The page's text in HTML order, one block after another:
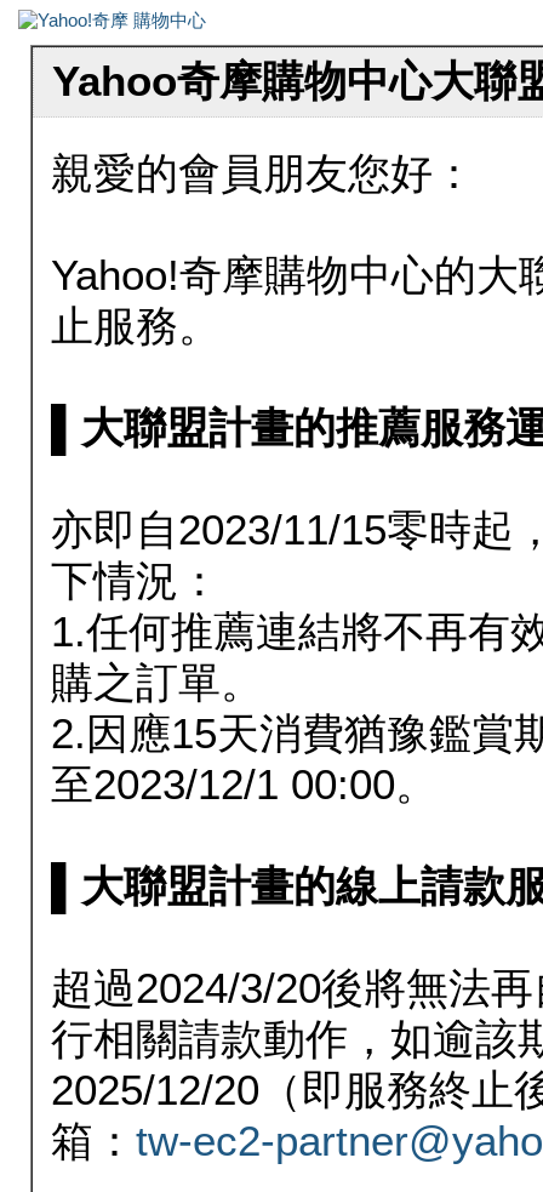
Yahoo奇摩購物中心大聯
親愛的會員朋友您好：
Yahoo!奇摩購物中心的大
止服務。
▌大聯盟計畫的推薦服務
亦即自2023/11/15零時起
下情況：
1.任何推薦連結將不再有
購之訂單。
2.因應15天消費猶豫鑑賞
至2023/12/1 00:00。
▌大聯盟計畫的線上請款
超過2024/3/20後將無法
行相關請款動作，如逾該
2025/12/20（即服務終止
箱： tw-ec2-